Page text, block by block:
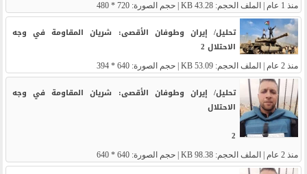
منذ 1 عام | الملف الحجم: 43.28 KB | حجم الصورة: 720 * 480
تحليل/ إيران وطوفان الأقصى: شريان المقاومة في وجه
الاحتلال 2
منذ 2 عام | الملف الحجم: 53.09 KB | حجم الصورة: 640 * 394
تحليل/ إيران وطوفان الأقصى: شريان المقاومة في وجه
الاحتلال
2
منذ 2 عام | الملف الحجم: 98.38 KB | حجم الصورة: 640 * 640